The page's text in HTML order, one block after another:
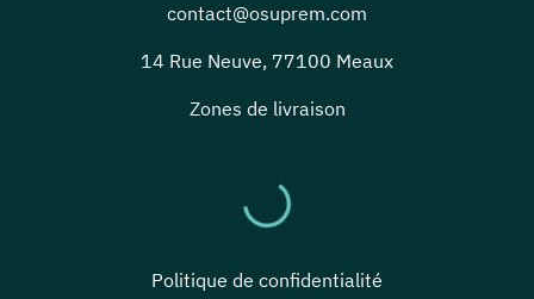
contact@osuprem.com
14 Rue Neuve, 77100 Meaux
Zones de livraison
Politique de confidentialité